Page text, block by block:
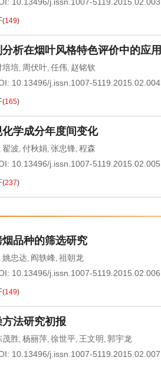
(149)
析在烟叶风格特色评价中的应用
培培, 周伏叶, 任伟, 赵铭钦
10.13496/j.issn.1007-5119.2015.02.004
(165)
学成分年度间变化
, 翟波, 付秋娟, 张忠锋, 程森
10.13496/j.issn.1007-5119.2015.02.005
(237)
品种的筛选研究
, 姚忠达, 阎轶峰, 祖朝龙
10.13496/j.issn.1007-5119.2015.02.006
(149)
法研究初报
茂胜, 杨丽萍, 徐世平, 王文明 , 郭宇龙
10.13496/j.issn.1007-5119.2015.02.007